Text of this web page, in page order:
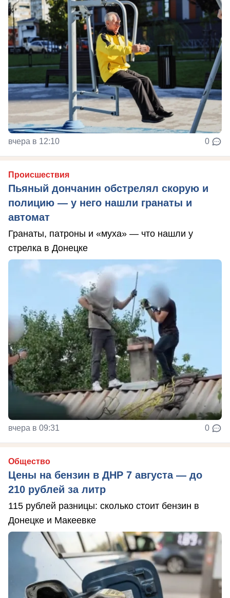
вчера в 12:10 0
Происшествия
Пьяный дончанин обстрелял скорую и
полицию — у него нашли гранаты и
автомат
Гранаты, патроны и «муха» — что нашли у
стрелка в Донецке
вчера в 09:31 0
Общество
Цены на бензин в ДНР 7 августа — до
210 рублей за литр
115 рублей разницы: сколько стоит бензин в
Донецке и Макеевке